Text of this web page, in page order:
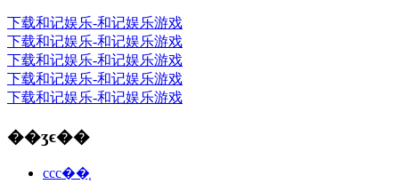
下载和记娱乐-和记娱乐游戏
下载和记娱乐-和记娱乐游戏
下载和记娱乐-和记娱乐游戏
下载和记娱乐-和记娱乐游戏
下载和记娱乐-和记娱乐游戏
��ʒϵ��
ccc��֤